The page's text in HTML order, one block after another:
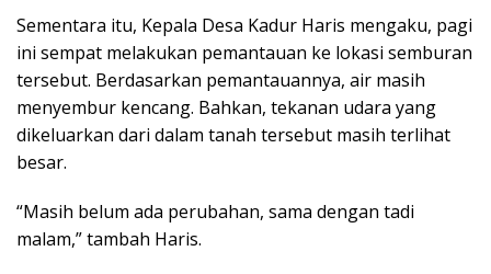
Sementara itu, Kepala Desa Kadur Haris mengaku, pagi
ini sempat melakukan pemantauan ke lokasi semburan
tersebut. Berdasarkan pemantauannya, air masih
menyembur kencang. Bahkan, tekanan udara yang
dikeluarkan dari dalam tanah tersebut masih terlihat
besar.
“Masih belum ada perubahan, sama dengan tadi
malam,” tambah Haris.